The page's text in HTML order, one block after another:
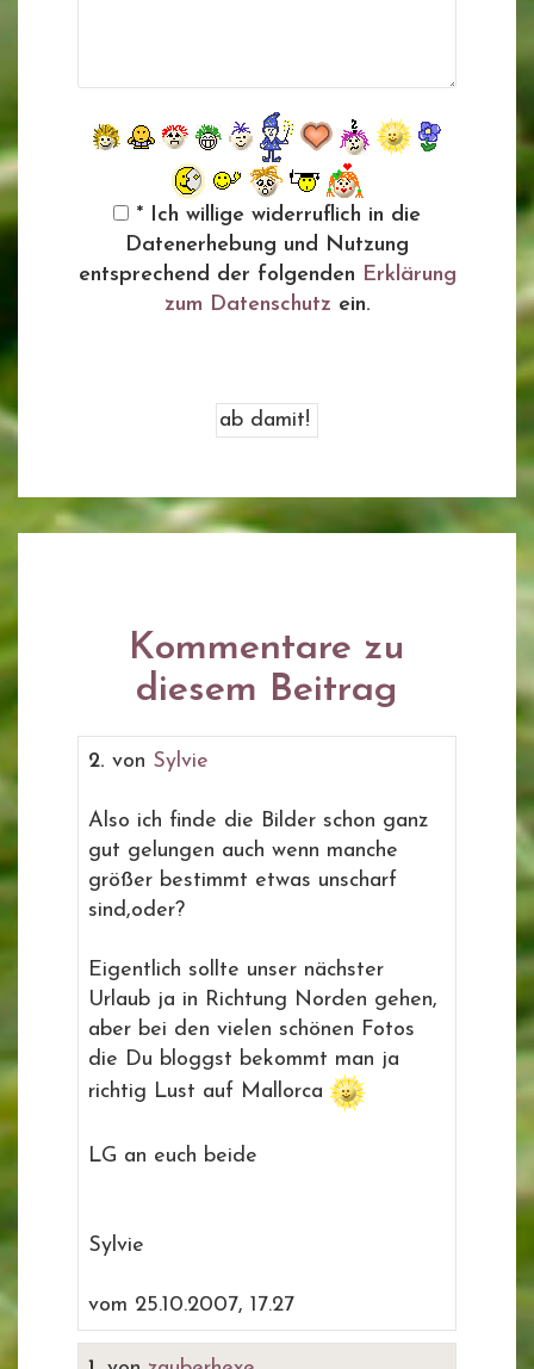
* Ich willige widerruflich in die
Datenerhebung und Nutzung
entsprechend der folgenden Erklärung
zum Datenschutz ein.
Kommentare zu
diesem Beitrag
2. von Sylvie
Also ich finde die Bilder schon ganz
gut gelungen auch wenn manche
größer bestimmt etwas unscharf
sind,oder?
Eigentlich sollte unser nächster
Urlaub ja in Richtung Norden gehen,
aber bei den vielen schönen Fotos
die Du bloggst bekommt man ja
richtig Lust auf Mallorca
LG an euch beide
Sylvie
vom 25.10.2007, 17.27